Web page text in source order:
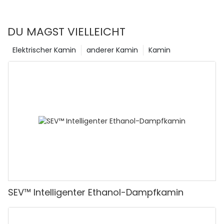
DU MAGST VIELLEICHT
Kamin
anderer Kamin
Elektrischer Kamin
SEV™ Intelligenter Ethanol-Dampfkamin